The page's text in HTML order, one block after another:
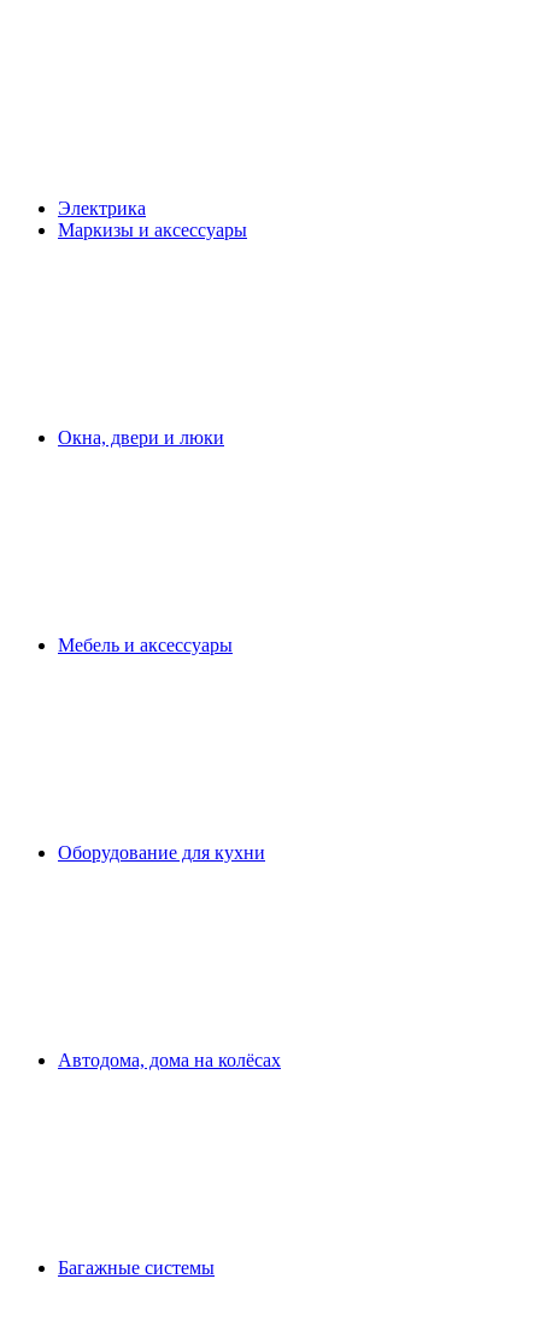
Электрика
Маркизы и аксессуары
Окна, двери и люки
Мебель и аксессуары
Оборудование для кухни
Автодома, дома на колёсах
Багажные системы